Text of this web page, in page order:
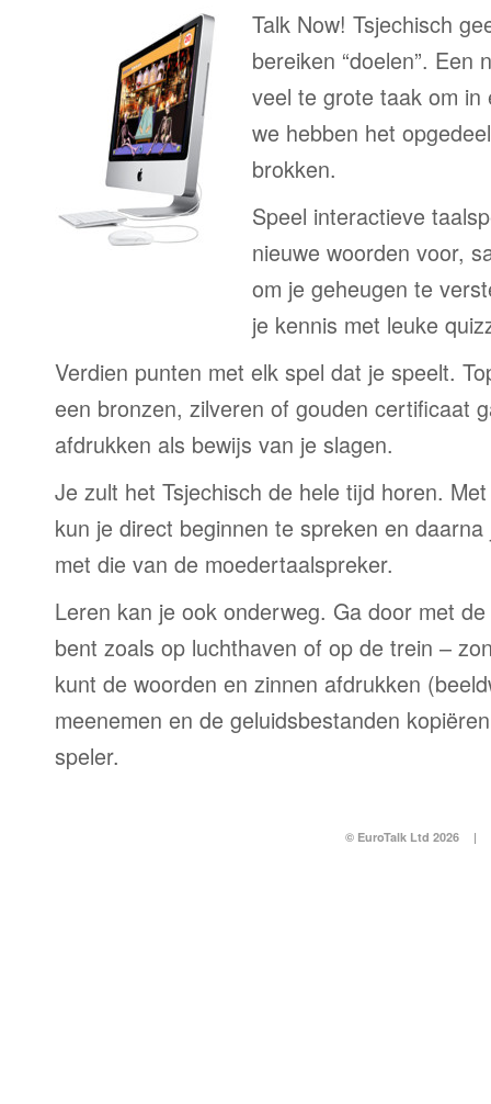
Talk Now! Tsjechisch
bereiken “doelen”. Een
veel te grote taak om
we hebben het
brokken.
Speel interactieve
nieuwe woorden voor,
om je geheugen te
je kennis met leuke
Verdien punten met elk spel dat je speelt.
een bronzen, zilveren of gouden certificaat
afdrukken als bewijs van je slagen.
Je zult het Tsjechisch de hele tijd horen.
kun je direct beginnen te spreken en
met die van de moedertaalspreker.
Leren kan je ook onderweg. Ga door met
bent zoals op luchthaven of op de trein –
kunt de woorden en zinnen afdrukken
meenemen en de geluidsbestanden
speler.
© EuroTalk Ltd 2026 |